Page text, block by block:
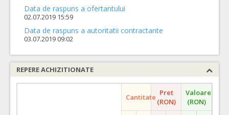
Data de raspuns a ofertantului
02.07.2019 15:59
Data de raspuns a autoritatii contractante
03.07.2019 09:02
REPERE ACHIZITIONATE
Cantitate Pret
(RON)
Valoare
(RON)